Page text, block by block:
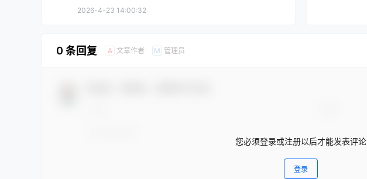
2026-4-23 14:00:32
0 条回复 A 文章作者 M 管理员
您必须登录或注册以后才能发表评论
登录